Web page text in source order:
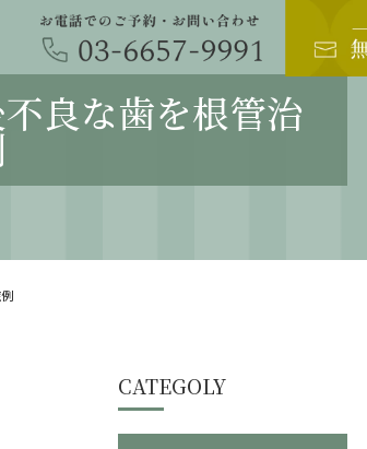
良な歯を根管治
CATEGOLY